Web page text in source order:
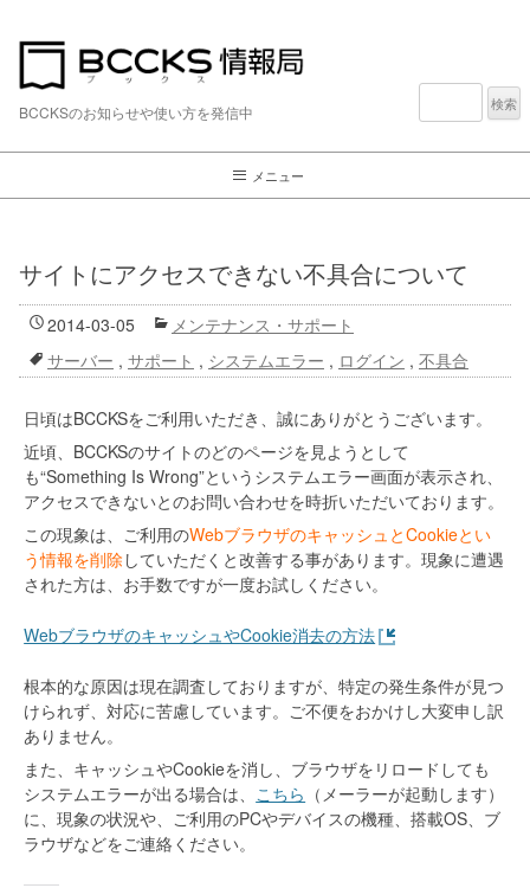
BCCKSのお知らせや使い方を発信中
検
メニュー
サイトにアクセスできない不具合について
2014-03-05
メンテナンス・サポート
サーバー , サポート , システムエラー , ログイン , 不具合
日頃はBCCKSをご利用いただき、誠にありがとうございます。
近頃、BCCKSのサイトのどのページを見ようとして
も“Something Is Wrong”というシステムエラー画面が表示され、
アクセスできないとのお問い合わせを時折いただいております。
この現象は、ご利用のWebブラウザのキャッシュとCookieとい
う情報を削除 していただくと改善する事があります。現象に遭遇
された方は、お手数ですが一度お試しください。
WebブラウザのキャッシュやCookie消去の方法
根本的な原因は現在調査しておりますが、特定の発生条件が見つ
けられず、対応に苦慮しています。ご不便をおかけし大変申し訳
ありません。
また、キャッシュやCookieを消し、ブラウザをリロードしても
システムエラーが出る場合は、 こちら （メーラーが起動します）
に、現象の状況や、ご利用のPCやデバイスの機種、搭載OS、ブ
ラウザなどをご連絡ください。